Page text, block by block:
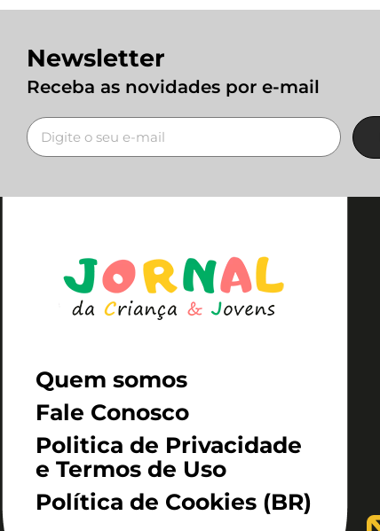
Newsletter
Receba as novidades por e-mail
Quem somos
Fale Conosco
Politica de Privacidade
e Termos de Uso
Política de Cookies (BR)